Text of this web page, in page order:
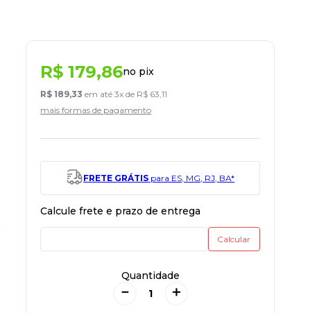
R$ 179,86no pix
R$ 189,33 em até3x de R$ 63 ,11
mais formas de pagamento
FRETE GRÁTIS para ES, MG, RJ, BA*
Quantidade
＋
－